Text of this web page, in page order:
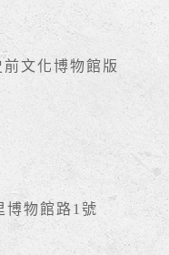
文化博物館版
博物館路1號